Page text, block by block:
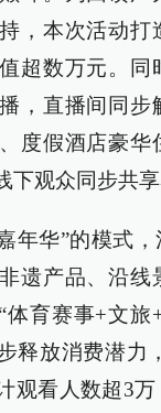
，本次活动打
超数万元。同
，直播间同步
度假酒店豪华
下观众同步共享
年华”的模式
遗产品、沿线
体育赛事+文旅
释放消费潜力
观看人数超3